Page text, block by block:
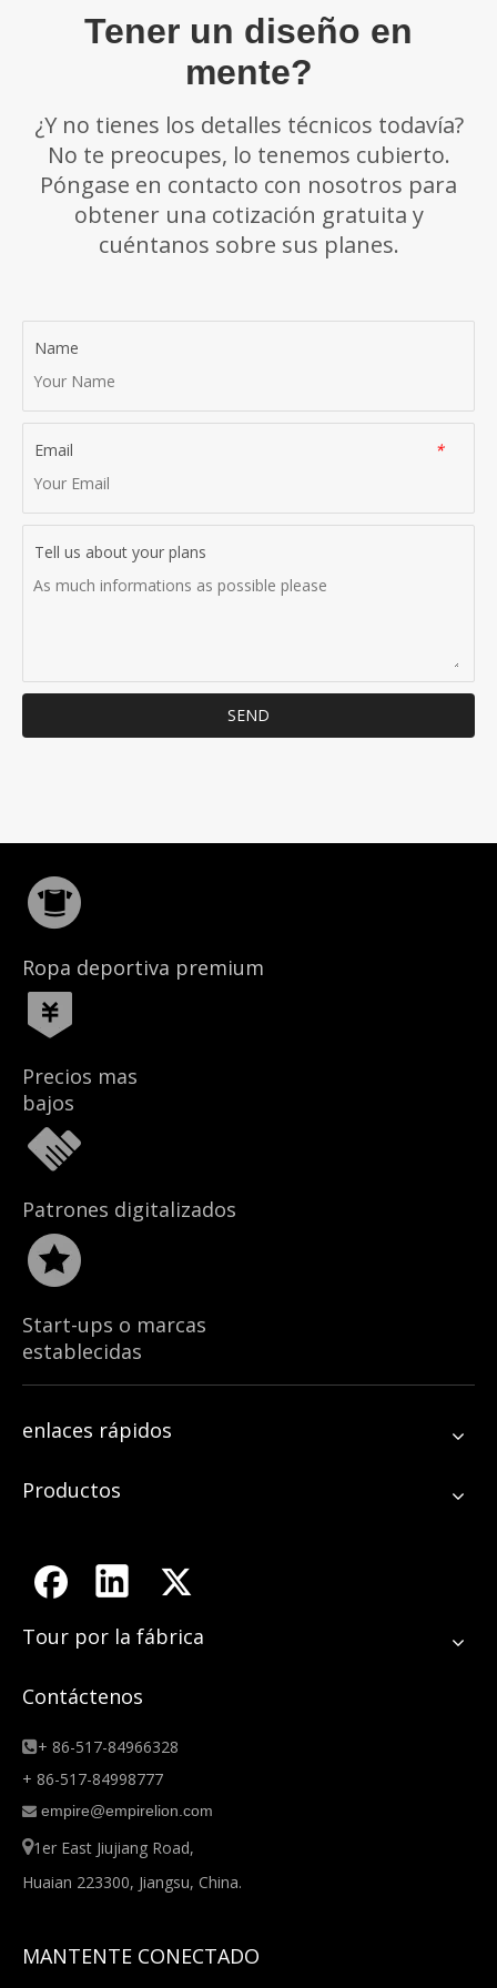
Tener un diseño en
mente?
¿Y no tienes los detalles técnicos todavía?
No te preocupes, lo tenemos cubierto.
Póngase en contacto con nosotros para
obtener una cotización gratuita y
cuéntanos sobre sus planes.
Name
*
Email
Tell us about your plans
SEND
Ropa deportiva premium
Precios mas
bajos
Patrones digitalizados
Start-ups o marcas
establecidas
enlaces rápidos
Productos
Tour por la fábrica
Contáctenos
+ 86-517-84966328
+ 86-517-84998777
 empire@empirelion.com
1er East Jiujiang Road,
Huaian 223300, Jiangsu, China.
MANTENTE CONECTADO